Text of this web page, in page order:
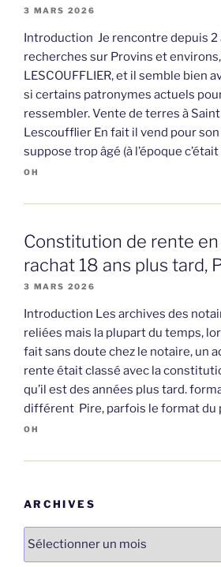
3 MARS 2026
Introduction Je rencontre depuis 2
recherches sur Provins et
LESCOUFFLIER, et il semble bien
si certains patronymes actuels
ressembler. Vente de terres à
Lescoufflier En fait il vend pour son
suppose trop âgé (à l’époque
OH
Constitution de rente
rachat 18 ans plus tard,
3 MARS 2026
Introduction Les archives des
reliées mais la plupart du temps,
fait sans doute chez le notaire, un
rente était classé avec la
qu’il est des années plus tard.
différent Pire, parfois le format du
OH
ARCHIVES
Archives